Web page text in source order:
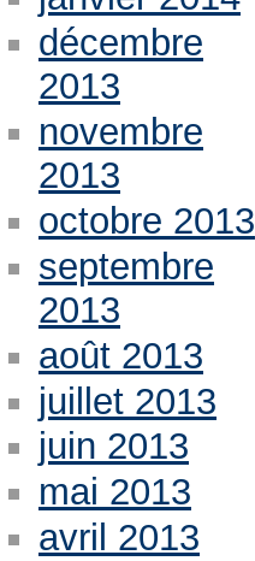
décembre
2013
novembre
2013
octobre 2013
septembre
2013
août 2013
juillet 2013
juin 2013
mai 2013
avril 2013